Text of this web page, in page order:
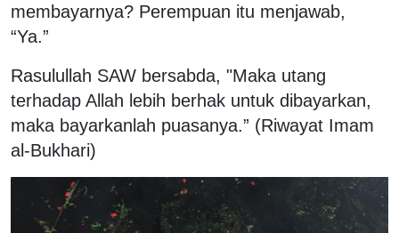
membayarnya? Perempuan itu menjawab,
“Ya.”
Rasulullah SAW bersabda, "Maka utang
terhadap Allah lebih berhak untuk dibayarkan,
maka bayarkanlah puasanya.” (Riwayat Imam
al-Bukhari)